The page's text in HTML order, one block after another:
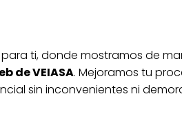
ti, donde mostramos de
de VEIASA. Mejoramos tu
sin inconvenientes ni